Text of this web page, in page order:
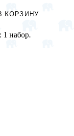
КОРЗИНУ
1 набор.